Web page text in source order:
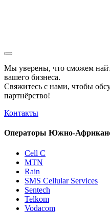
Мы уверены, что сможем
вашего бизнеса.
Свяжитесь с нами, чтобы
партнёрство!
Контакты
Операторы Южно-
Cell C
MTN
Rain
SMS Cellular Services
Sentech
Telkom
Vodacom